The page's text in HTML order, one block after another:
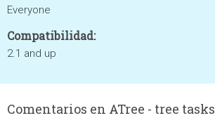
Everyone
Compatibilidad:
2.1 and up
Comentarios en ATree - tree tasks